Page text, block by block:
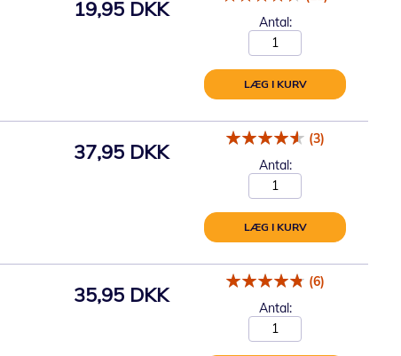
19,95 DKK
Antal:
LÆG I KURV
37,95 DKK
(3)
Antal:
LÆG I KURV
35,95 DKK
(6)
Antal: